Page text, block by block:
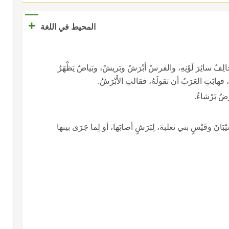
المحيط في اللغة +
سائِرَ لَوْنِهِ، والفرسُ أبْرَشُ وبَريشٌ، وبَياضٌ يَظْهَرُ
العَرَبُ أن تقولَهُ، فقالتِ الأَبْرَشُ.
بَرْشاءُ.
وقَيْسٍ بني ثعلبةَ، لِبَرَشٍ أصابَها، أو لِما جَرَى بينها